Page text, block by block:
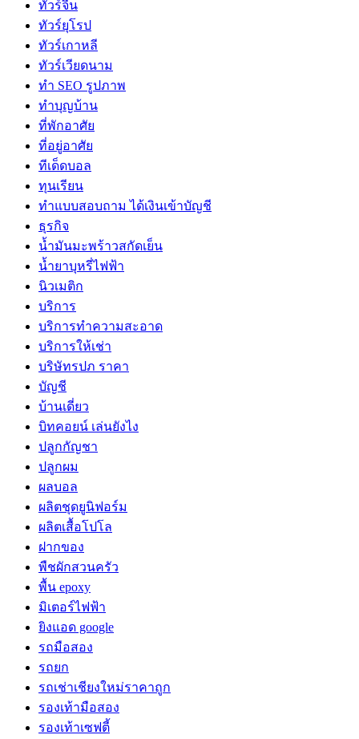
ทัวร์จีน
ทัวร์ยุโรป
ทัวร์เกาหลี
ทัวร์เวียดนาม
ทำ SEO รูปภาพ
ทำบุญบ้าน
ที่พักอาศัย
ที่อยู่อาศัย
ทีเด็ดบอล
ทุนเรียน
ทําแบบสอบถาม ได้เงินเข้าบัญชี
ธุรกิจ
น้ำมันมะพร้าวสกัดเย็น
น้ำยาบุหรี่ไฟฟ้า
นิวเมติก
บริการ
บริการทำความสะอาด
บริการให้เช่า
บริษัทรปภ ราคา
บัญชี
บ้านเดี่ยว
บิทคอยน์ เล่นยังไง
ปลูกกัญชา
ปลูกผม
ผลบอล
ผลิตชุดยูนิฟอร์ม
ผลิตเสื้อโปโล
ฝากของ
พืชผักสวนครัว
พื้น epoxy
มิเตอร์ไฟฟ้า
ยิงแอด google
รถมือสอง
รถยก
รถเช่าเชียงใหม่ราคาถูก
รองเท้ามือสอง
รองเท้าเซฟตี้